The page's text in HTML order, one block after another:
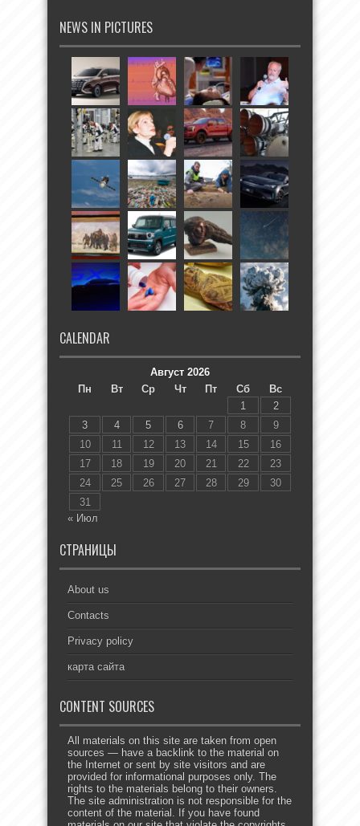
NEWS IN PICTURES
CALENDAR
Август 2026
Пн
Вт Ср Чт Пт Сб
Вс
1
2
3
4 5 6 7 8
9
10
11 12 13 14 15
16
17
18 19 20 21 22
23
24
25 26 27 28 29
30
31
« Июл
СТРАНИЦЫ
About us
Contacts
Privacy policy
карта сайта
CONTENT SOURCES
All materials on this site are taken from open
sources — have a backlink to the material on
the Internet or sent by site visitors and are
provided for informational purposes only. The
rights to the materials belong to their owners.
The site administration is not responsible for the
content of the material. If you have found